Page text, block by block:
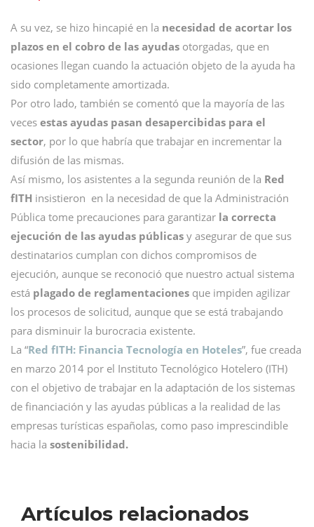
A su vez, se hizo hincapié en la necesidad de acortar los
plazos en el cobro de las ayudas otorgadas, que en
ocasiones llegan cuando la actuación objeto de la ayuda ha
sido completamente amortizada.
Por otro lado, también se comentó que la mayoría de las
veces estas ayudas pasan desapercibidas para el
sector, por lo que habría que trabajar en incrementar la
difusión de las mismas.
Así mismo, los asistentes a la segunda reunión de la Red
fITH insistieron en la necesidad de que la Administración
Pública tome precauciones para garantizar la correcta
ejecución de las ayudas públicas y asegurar de que sus
destinatarios cumplan con dichos compromisos de
ejecución, aunque se reconoció que nuestro actual sistema
está plagado de reglamentaciones que impiden agilizar
los procesos de solicitud, aunque que se está trabajando
para disminuir la burocracia existente.
La “Red fITH: Financia Tecnología en Hoteles”, fue creada
en marzo 2014 por el Instituto Tecnológico Hotelero (ITH)
con el objetivo de trabajar en la adaptación de los sistemas
de financiación y las ayudas públicas a la realidad de las
empresas turísticas españolas, como paso imprescindible
hacia la sostenibilidad.
Artículos relacionados